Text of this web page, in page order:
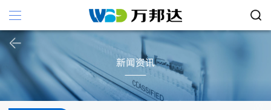
新闻资讯